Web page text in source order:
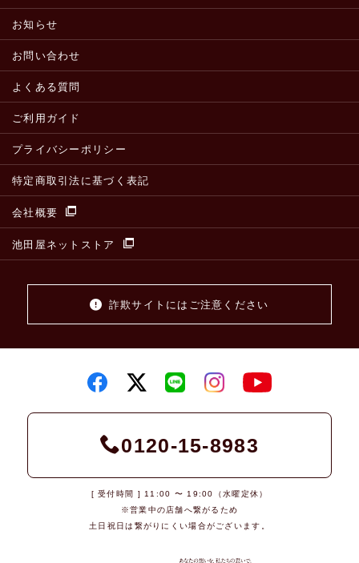
お知らせ
お問い合わせ
よくある質問
ご利用ガイド
プライバシーポリシー
特定商取引法に基づく表記
会社概要
池田屋ネットストア
詐欺サイトにはご注意ください
0120-15-8983
[ 受付時間 ] 11:00 〜 19:00（水曜定休）
※営業中の店舗へ繋がるため
土日祝日は繋がりにくい場合がございます。